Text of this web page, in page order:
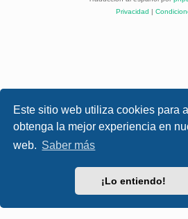
Este sitio web utiliza cookies para
obtenga la mejor experiencia en
web. Saber más
¡Lo entiendo!
Privacidad |